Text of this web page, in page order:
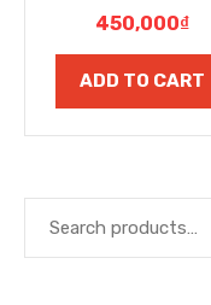
450,000₫
ADD TO CART